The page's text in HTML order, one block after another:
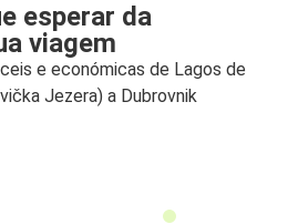
esperar da
viagem
e económicas de Lagos de
Jezera) a Dubrovnik